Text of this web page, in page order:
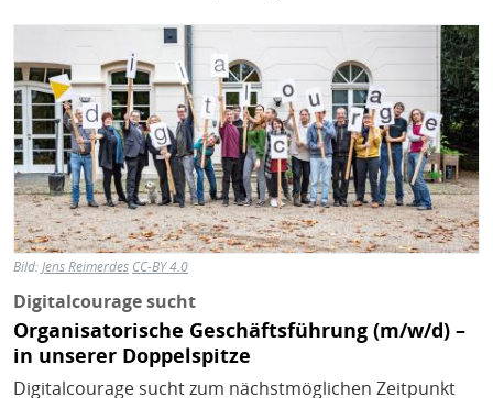
Bild
Bild:Jens Reimerdes CC-BY 4.0
Digitalcourage sucht
Organisatorische Geschäftsführung (m/w/d) –
in unserer Doppelspitze
Digitalcourage sucht zum nächstmöglichen Zeitpunkt